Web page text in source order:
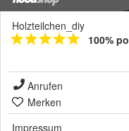
Holzteilchen_diy
100%
Anrufen
Merken
Impressum